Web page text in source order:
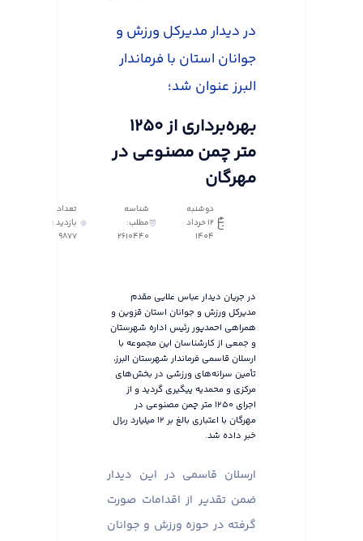
در دیدار مدیرکل ورزش و
جوانان استان با فرماندار
البرز عنوان شد؛
بهره‌برداری از ۱۲۵۰
متر چمن مصنوعی در
مهرگان
دوشنبه
12 خرداد
1404
شناسه
مطلب:
2610440
تعداد
بازدید :
9877
در جریان دیدار عباس علایی مقدم
مدیرکل ورزش و جوانان استان قزوین و
همراهی احمدپور رئیس اداره شهرستان
و جمعی از کارشناسان این مجموعه با
ارسلان قاسمی فرماندار شهرستان البرز،
تأمین سرانه‌های ورزشی در بخش‌های
مرکزی و محمدیه پیگیری گردید و از
اجرای ۱۲۵۰ متر چمن مصنوعی در
مهرگان با اعتباری بالغ بر ۱۲ میلیارد ریال
خبر داده شد.
ارسلان قاسمی در این دیدار
ضمن تقدیر از اقدامات صورت
گرفته در حوزه ورزش و جوانان